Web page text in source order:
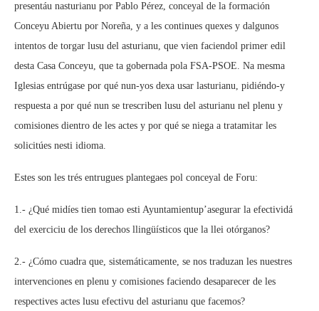
presentáu nasturianu por Pablo Pérez, conceyal de la formación
Conceyu Abiertu por Noreña, y a les continues quexes y dalgunos
intentos de torgar lusu del asturianu, que vien faciendol primer edil
desta Casa Conceyu, que ta gobernada pola FSA-PSOE. Na mesma
Iglesias entrúgase por qué nun-yos dexa usar lasturianu, pidiéndo-y
respuesta a por qué nun se trescriben lusu del asturianu nel plenu y
comisiones dientro de les actes y por qué se niega a tratamitar les
solicitúes nesti idioma.
Estes son les trés entrugues plantegaes pol conceyal de Foru:
1.- ¿Qué midíes tien tomao esti Ayuntamientup’asegurar la efectividá
del exerciciu de los derechos llingüísticos que la llei otórganos?
2.- ¿Cómo cuadra que, sistemáticamente, se nos traduzan les nuestres
intervenciones en plenu y comisiones faciendo desaparecer de les
respectives actes lusu efectivu del asturianu que facemos?